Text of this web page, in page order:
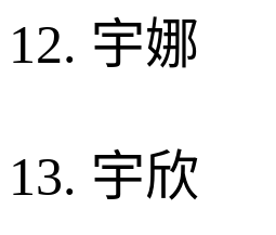
12. 宇娜
13. 宇欣